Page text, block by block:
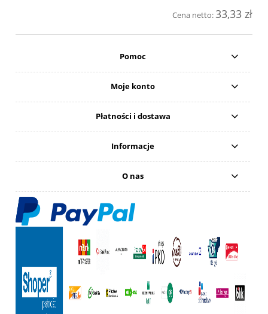
Cena netto:33,33 zł
Pomoc
Moje konto
Płatności i dostawa
Informacje
O nas